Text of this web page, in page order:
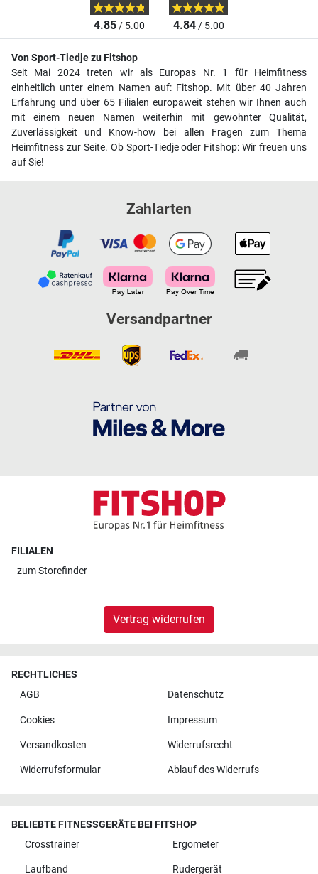
4.85/ 5.00 4.84/ 5.00
Von Sport-Tiedje zu Fitshop
Seit Mai 2024 treten wir als Europas Nr. 1 für Heimfitness
einheitlich unter einem Namen auf: Fitshop. Mit über 40 Jahren
Erfahrung und über 65 Filialen europaweit stehen wir Ihnen auch
mit einem neuen Namen weiterhin mit gewohnter Qualität,
Zuverlässigkeit und Know-how bei allen Fragen zum Thema
Heimfitness zur Seite. Ob Sport-Tiedje oder Fitshop: Wir freuen uns
auf Sie!
Zahlarten
Versandpartner
FILIALEN
zumStorefinder
Vertrag widerrufen
RECHTLICHES
AGB
Datenschutz
Cookies Impressum
Versandkosten Widerrufsrecht
Widerrufsformular Ablauf des Widerrufs
BELIEBTE FITNESSGERÄTE BEI FITSHOP
Crosstrainer
Ergometer
Laufband Rudergerät